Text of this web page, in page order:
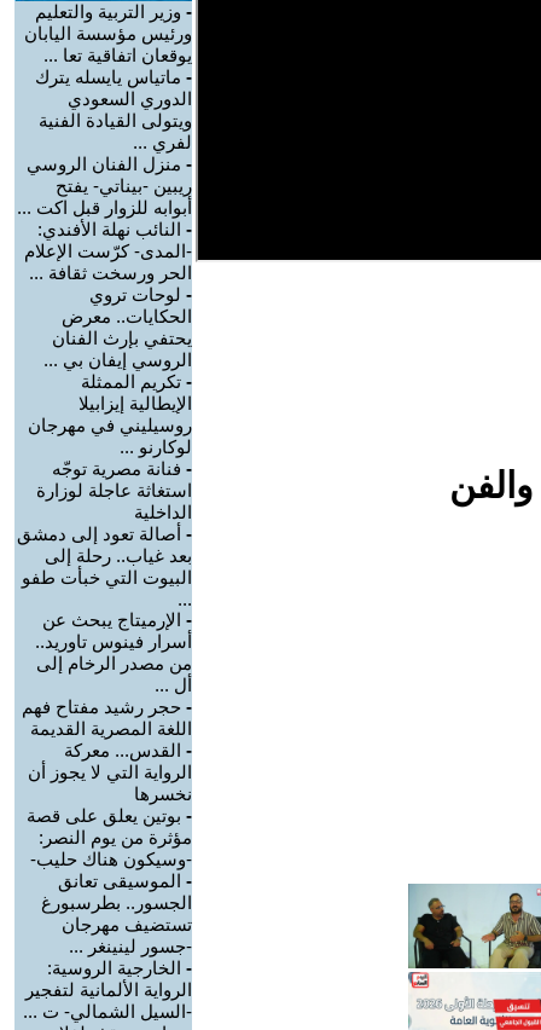
- وزير التربية والتعليم
ورئيس مؤسسة اليابان
يوقعان اتفاقية تعا ...
- ماتياس يايسله يترك
الدوري السعودي
ويتولى القيادة الفنية
لفري ...
- منزل الفنان الروسي
ريبين -بيناتي- يفتح
أبوابه للزوار قبل اكت ...
- النائب نهلة الأفندي:
-المدى- كرّست الإعلام
الحر ورسخت ثقافة ...
- لوحات تروي
الحكايات.. معرض
يحتفي بإرث الفنان
الروسي إيفان بي ...
- تكريم الممثلة
الإيطالية إيزابيلا
روسيليني في مهرجان
لوكارنو ...
- فنانة مصرية توجّه
استغاثة عاجلة لوزارة
الداخلية
- أصالة تعود إلى دمشق
بعد غياب.. رحلة إلى
البيوت التي خبأت طفو
...
- الإرميتاج يبحث عن
أسرار فينوس تاوريد..
من مصدر الرخام إلى
أل ...
- حجر رشيد مفتاح فهم
اللغة المصرية القديمة
- القدس... معركة
الرواية التي لا يجوز أن
نخسرها
- بوتين يعلق على قصة
مؤثرة من يوم النصر:
-وسيكون هناك حليب-
- الموسيقى تعانق
الجسور.. بطرسبورغ
تستضيف مهرجان
-جسور لينينغر ...
- الخارجية الروسية:
الرواية الألمانية لتفجير
-السيل الشمالي- ت ...